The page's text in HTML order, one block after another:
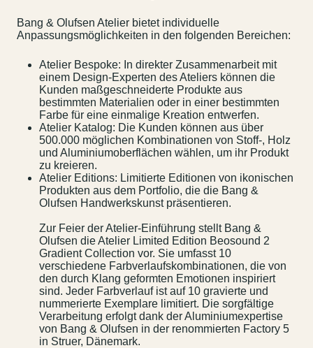
Bang & Olufsen Atelier bietet individuelle
Anpassungsmöglichkeiten in den folgenden Bereichen:
Atelier Bespoke: In direkter Zusammenarbeit mit
einem Design-Experten des Ateliers können die
Kunden maßgeschneiderte Produkte aus
bestimmten Materialien oder in einer bestimmten
Farbe für eine einmalige Kreation entwerfen.
Atelier Katalog: Die Kunden können aus über
500.000 möglichen Kombinationen von Stoff-, Holz
und Aluminiumoberflächen wählen, um ihr Produkt
zu kreieren.
Atelier Editions: Limitierte Editionen von ikonischen
Produkten aus dem Portfolio, die die Bang &
Olufsen Handwerkskunst präsentieren.
Zur Feier der Atelier-Einführung stellt Bang &
Olufsen die Atelier Limited Edition Beosound 2
Gradient Collection vor. Sie umfasst 10
verschiedene Farbverlaufskombinationen, die von
den durch Klang geformten Emotionen inspiriert
sind. Jeder Farbverlauf ist auf 10 gravierte und
nummerierte Exemplare limitiert. Die sorgfältige
Verarbeitung erfolgt dank der Aluminiumexpertise
von Bang & Olufsen in der renommierten Factory 5
in Struer, Dänemark.